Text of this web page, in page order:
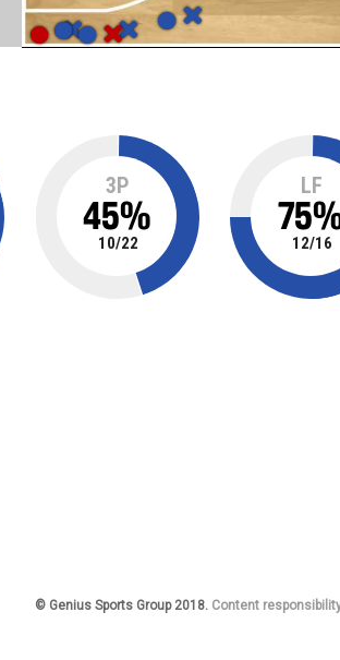
3P
45%
10/22
LF
75
12/16
© Genius Sports Group 2018. Content